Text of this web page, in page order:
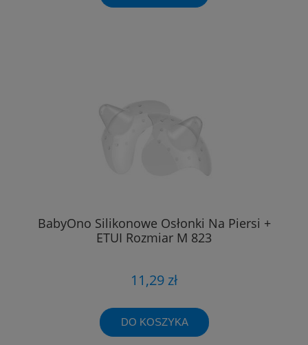
BabyOno Silikonowe Osłonki Na Piersi +
ETUI Rozmiar M 823
11,29 zł
DO KOSZYKA